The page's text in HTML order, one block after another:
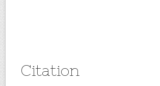
Citation